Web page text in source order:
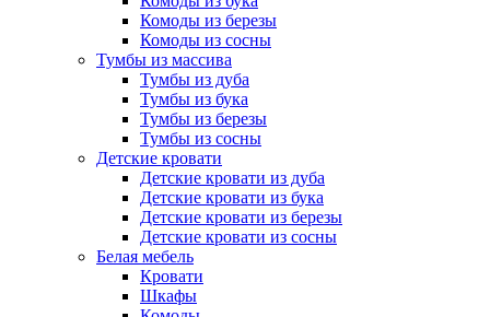
Комоды из березы
Комоды из сосны
Тумбы из массива
Тумбы из дуба
Тумбы из бука
Тумбы из березы
Тумбы из сосны
Детские кровати
Детские кровати из дуба
Детские кровати из бука
Детские кровати из березы
Детские кровати из сосны
Белая мебель
Кровати
Шкафы